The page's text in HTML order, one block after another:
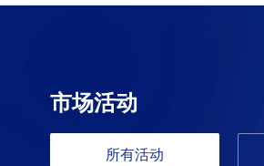
市场活动
所有活动